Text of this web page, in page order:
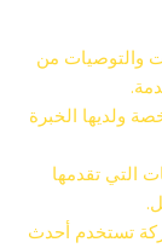
والتوصيات من
ولديها الخبرة
التي تقدمها
تستخدم أحدث